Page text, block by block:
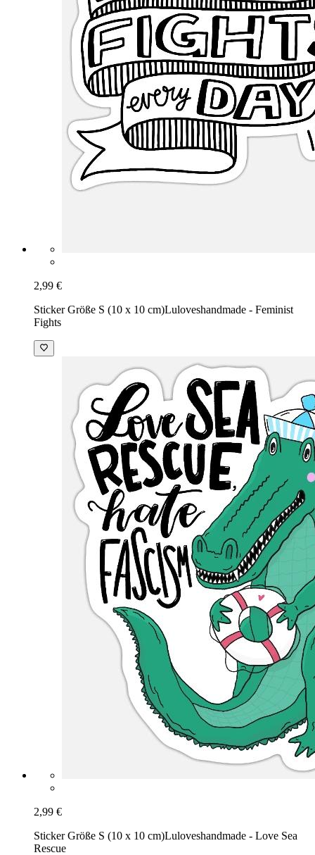
2,99 €
Sticker Größe S (10 x 10 cm)Luloveshandmade - Feminist
Fights
2,99 €
Sticker Größe S (10 x 10 cm)Luloveshandmade - Love Sea
Rescue